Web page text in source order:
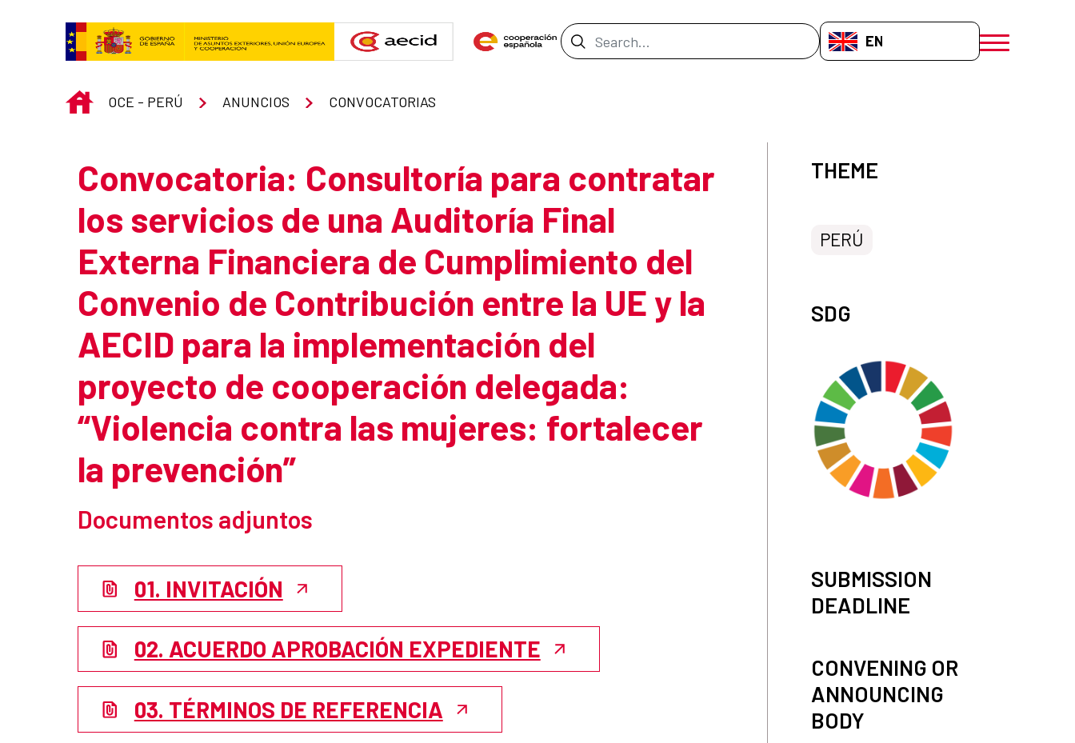
Search Bar EN-GB
menú móvil
INICIO
OCE - PERÚ ANUNCIOS CONVOCATORIAS
Convocatoria: Consultoría para contratar
los servicios de una Auditoría Final
Externa Financiera de Cumplimiento del
Convenio de Contribución entre la UE y la
AECID para la implementación del
proyecto de cooperación delegada:
“Violencia contra las mujeres: fortalecer
la prevención”
Documentos adjuntos
01. INVITACIÓN
02. ACUERDO APROBACIÓN EXPEDIENTE
03. TÉRMINOS DE REFERENCIA
THEME
PERÚ
SDG
SUBMISSION
DEADLINE
CONVENING OR
ANNOUNCING
BODY